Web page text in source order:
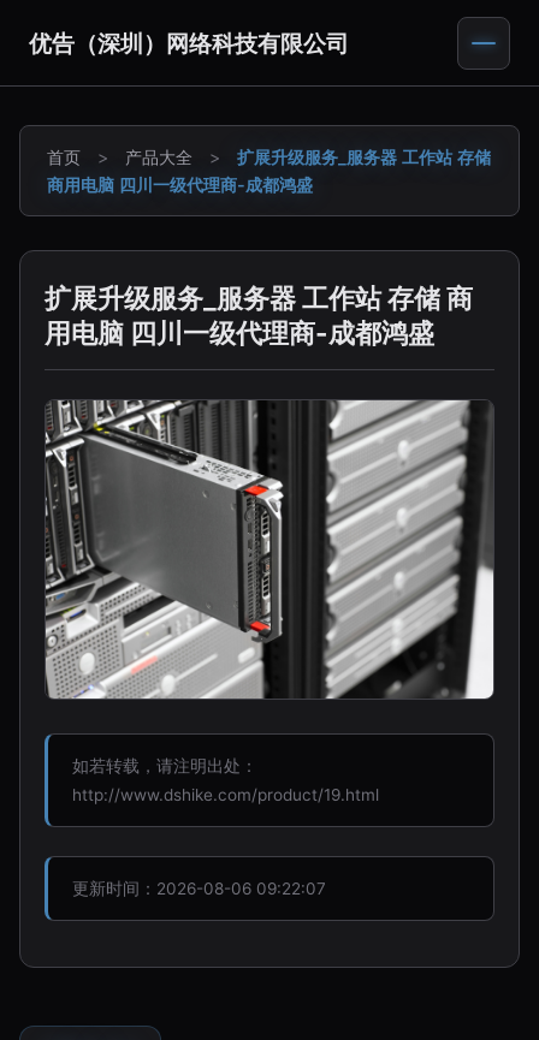
优告（深圳）网络科技有限公司
首页 > 产品大全 >
扩展升级服务_服务器 工作站 存储
商用电脑 四川一级代理商-成都鸿盛
扩展升级服务_服务器 工作站 存储 商
用电脑 四川一级代理商-成都鸿盛
如若转载，请注明出处：
http://www.dshike.com/product/19.html
更新时间：2026-08-06 09:22:07